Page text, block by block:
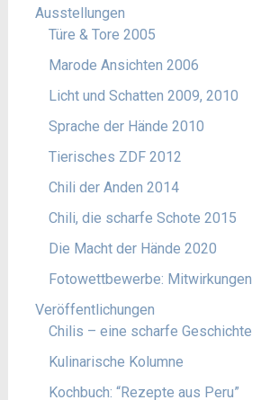
Ausstellungen
Türe & Tore 2005
Marode Ansichten 2006
Licht und Schatten 2009, 2010
Sprache der Hände 2010
Tierisches ZDF 2012
Chili der Anden 2014
Chili, die scharfe Schote 2015
Die Macht der Hände 2020
Fotowettbewerbe: Mitwirkungen
Veröffentlichungen
Chilis – eine scharfe Geschichte
Kulinarische Kolumne
Kochbuch: “Rezepte aus Peru”